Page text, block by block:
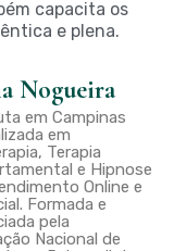
capacita os
e plena.
Nogueira
em Campinas
em
Terapia
e Hipnose
Online e
Formada e
pela
Nacional de